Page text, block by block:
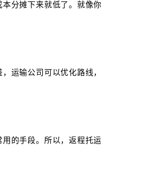
分摊下来就低了。就像你
运输公司可以优化路线，
的手段。所以，返程托运